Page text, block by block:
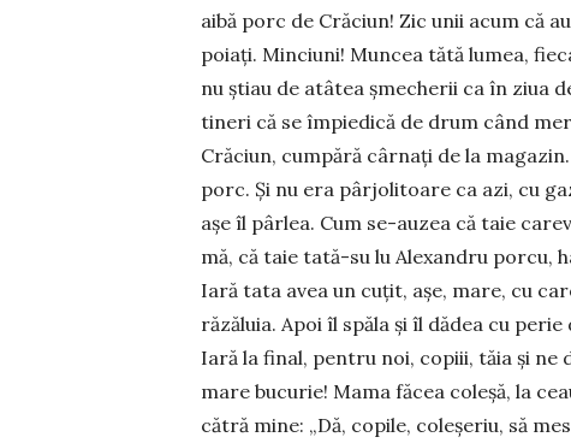
aibă porc de Cră­ciun! Zic unii acum că
poiați. Minciuni! Muncea tătă lu­mea,
nu știau de atâtea șmecherii ca în ziua
tineri că se împiedică de drum când
Crăciun, cumpără cârnați de la
porc. Și nu era pâr­jo­litoare ca azi, cu
așe îl pârlea. Cum se-auzea că taie
mă, că taie tată-su lu Alexandru porcu,
Iară tata avea un cuțit, așe, mare, cu
răzăluia. Apoi îl spăla și îl dădea cu
Iară la final, pentru noi, copiii, tăia și
mare bucurie! Mama făcea coleșă, la
cătră mine: „Dă, copile, coleșeriu, să